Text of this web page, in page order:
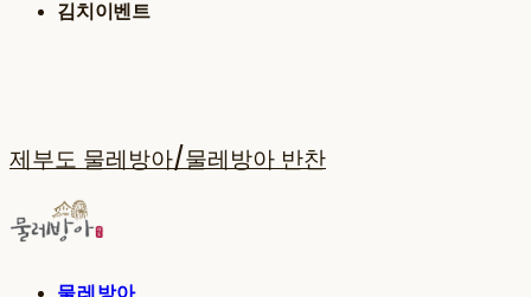
김치이벤트
제부도 물레방아/물레방아 반찬